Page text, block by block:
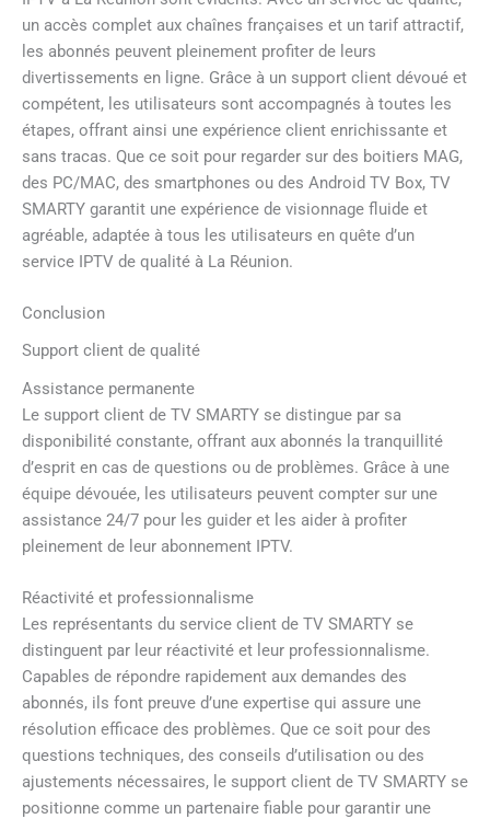
un accès complet aux chaînes françaises et un tarif attractif,
les abonnés peuvent pleinement profiter de leurs
divertissements en ligne. Grâce à un support client dévoué et
compétent, les utilisateurs sont accompagnés à toutes les
étapes, offrant ainsi une expérience client enrichissante et
sans tracas. Que ce soit pour regarder sur des boitiers MAG,
des PC/MAC, des smartphones ou des Android TV Box, TV
SMARTY garantit une expérience de visionnage fluide et
agréable, adaptée à tous les utilisateurs en quête d’un
service IPTV de qualité à La Réunion.
Conclusion
Support client de qualité
Assistance permanente
Le support client de TV SMARTY se distingue par sa
disponibilité constante, offrant aux abonnés la tranquillité
d’esprit en cas de questions ou de problèmes. Grâce à une
équipe dévouée, les utilisateurs peuvent compter sur une
assistance 24/7 pour les guider et les aider à profiter
pleinement de leur abonnement IPTV.
Réactivité et professionnalisme
Les représentants du service client de TV SMARTY se
distinguent par leur réactivité et leur professionnalisme.
Capables de répondre rapidement aux demandes des
abonnés, ils font preuve d’une expertise qui assure une
résolution efficace des problèmes. Que ce soit pour des
questions techniques, des conseils d’utilisation ou des
ajustements nécessaires, le support client de TV SMARTY se
positionne comme un partenaire fiable pour garantir une